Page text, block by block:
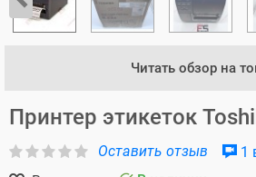
Читать обзор на
Принтер этикеток
Оставить отзыв
1